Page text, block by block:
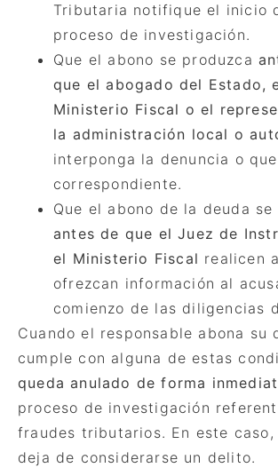
Tributaria notifique el inicio
proceso de investigación.
Que el abono se produzca
que el abogado del Estado,
Ministerio Fiscal o el
la administración local o
interponga la denuncia o
correspondiente.
Que el abono de la deuda se
antes de que el Juez de
el Ministerio Fiscal realicen
ofrezcan información al
comienzo de las diligencias
Cuando el responsable abona su
cumple con alguna de estas
queda anulado de forma
proceso de investigación
fraudes tributarios. En este caso,
deja de considerarse un delito.